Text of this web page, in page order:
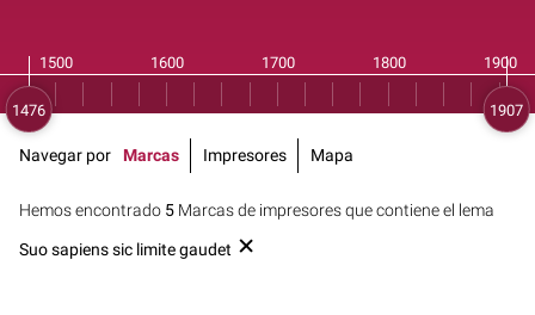
Hemos encontrado 5 Marcas de impresores que contiene el lema
Suo sapiens sic limite gaudet
Navegar por Marcas Impresores Mapa